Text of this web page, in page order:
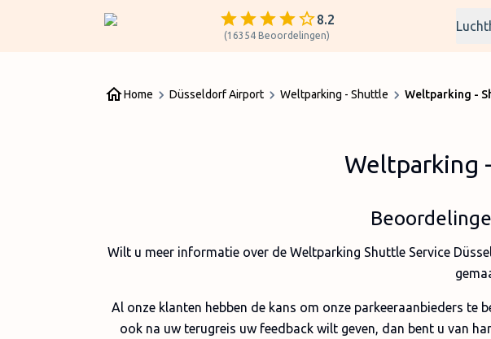
8.2
(16354 Beoordelingen)
Home Düsseldorf Airport Weltparking - Shuttle Weltparking -
Weltparking
Wilt u meer informatie over de Weltparking Shuttle Service
Al onze klanten hebben de kans om onze parkeeraanbieders te
ook na uw terugreis uw feedback wilt geven, dan bent u van